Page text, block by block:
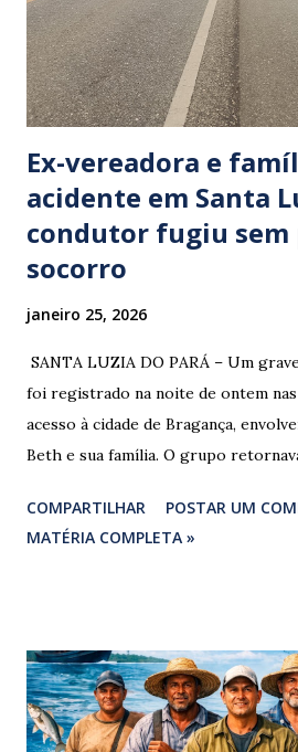
n
t
á
r
i
Ex-vereadora e
acidente em Santa
condutor fugiu sem
socorro
janeiro 25, 2026
SANTA LUZIA DO PARÁ – Um
foi registrado na noite de ontem
acesso à cidade de Bragança,
Beth e sua família. O grupo
vereadora e irmão dos ex-
Rodrigues e Zeca Rodrigues , estava
família foi atingido por uma
mesma apresentava sinais visíveis
diversas latas de bebidas alcoólicas
COMPARTILHAR
POSTAR UM
MATÉRIA COMPLETA »